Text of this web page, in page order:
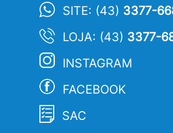
SITE: (43) 3377-
LOJA: (43) 3377-
INSTAGRAM
FACEBOOK
SAC